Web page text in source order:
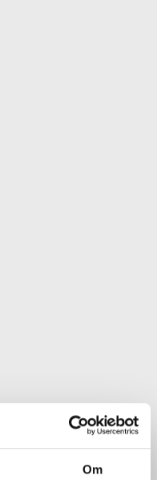
Om